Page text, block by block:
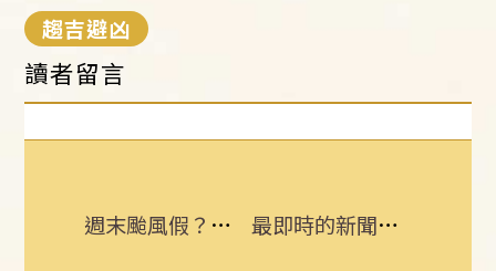
趨吉避凶
讀者留言
週末颱風假？白海豚挾紫暴雨 可能發陸警 最即時的新聞話題 追蹤訂閱三立新聞網